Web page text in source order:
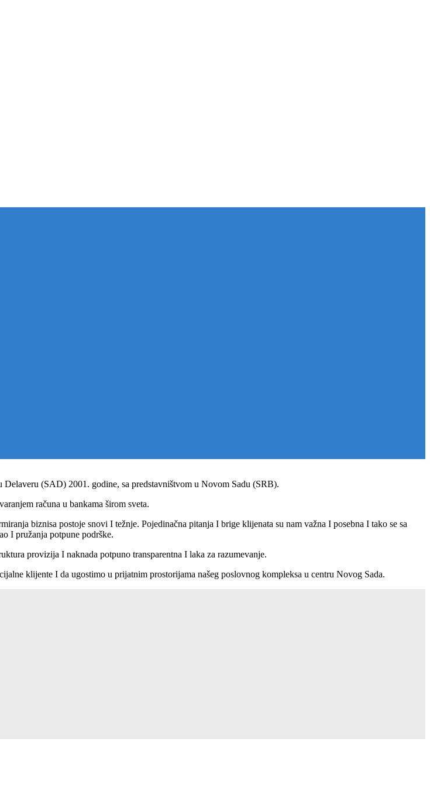
(SAD) 2001. godine, sa predstavništvom u Novom Sadu (SRB).
računa u bankama širom sveta.
biznisa postoje snovi I težnje. Pojedinačna pitanja I brige klijenata su nam važna I posebna I tako se sa
I pružanja potpune podrške.
provizija I naknada potpuno transparentna I laka za razumevanje.
klijente I da ugostimo u prijatnim prostorijama našeg poslovnog kompleksa u centru Novog Sada.